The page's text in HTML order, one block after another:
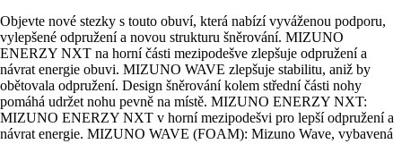
Objevte nové stezky s touto obuví, která nabízí vyváženou podporu,
vylepšené odpružení a novou strukturu šněrování. MIZUNO
ENERZY NXT na horní části mezipodešve zlepšuje odpružení a
návrat energie obuvi. MIZUNO WAVE zlepšuje stabilitu, aniž by
obětovala odpružení. Design šněrování kolem střední části nohy
pomáhá udržet nohu pevně na místě. MIZUNO ENERZY NXT:
MIZUNO ENERZY NXT v horní mezipodešvi pro lepší odpružení a
návrat energie. MIZUNO WAVE (FOAM): Mizuno Wave, vybavená